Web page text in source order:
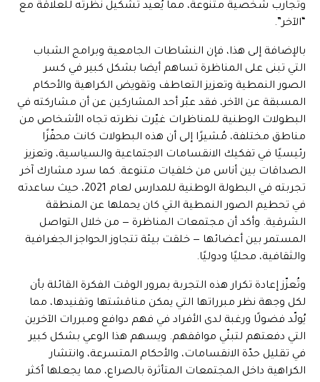
وتجارب شخصية متنوعة، مما يُعيد تشكيل نظرته للعلاقة مع
“الآخر”.
بالإضافة إلى هذا، فإن النشاطات الجامعية وبرامج الشباب
التي تبنى على المناظرة تساهم أيضا بشكل كبير في كسر
الصور النمطية وتعزيز التعاطف وتقويض الكراهية والأحكام
المسبقة عن الآخر، فقد عبّر أحد المشاركين عن أن مشاركته في
البطولات الوطنية للمناظرات غيّرت نظرته تجاه الأشخاص من
مناطق مختلفة، مُشيرًا إلى أن هذه البطولات كانت محفّزًا
رئيسيًا في تفكيك الانقسامات الاجتماعية والسياسية، وتعزيز
الصداقات بين أناس من خلفيات متنوعة. كما سرد مشارك آخر
تجربته في البطولة الوطنية للمدارس لعام 2021، حيث ساعدته
في تحطيم الصور النمطية التي كان يحملها عن المنطقة
الشرقية. وأكد أن مجتمعات المناظرة — من خلال التواصل
المستمر بين أعضائها — خلقت بيئة تتجاوز الحواجز الجغرافية
والثقافية، محليًا ودوليًا.
وتُعزّز إعادة تكرار هذه التجربة بمرور الوقت الفكرة القائلة بأن
لكل وجهة نظر مبرراتها التي يمكن مناقشتها وتفنيدها، مما
يُولّد فضولًا ورغبة لدى الأفراد في فهم دوافع ومبررات الآخرين
التي دفعتهم لتبنّي مواقفهم. ويسهم هذا الوعي بشكل كبير
في تقليل حدّة الانقسامات، والأحكام المتسرعة، وانتشار
الكراهية داخل المجتمعات المتأثرة بالصراع، مما يجعلها أكثر